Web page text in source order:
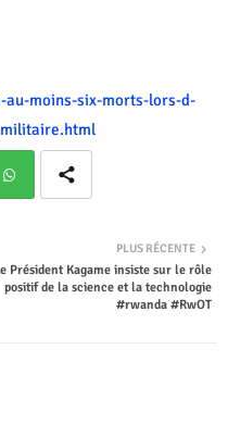
moins-six-morts-lors-d-
PLUS RÉCENTE
Président Kagame insiste sur le rôle
positif de la science et la technologie
#rwanda #RwOT